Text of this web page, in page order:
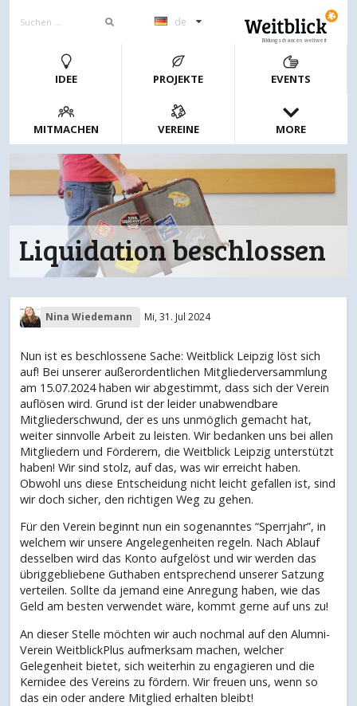
de
Bildungschancen weltweit
IDEE PROJEKTE EVENTS
MITMACHEN VEREINE MORE
Liquidation beschlossen
Nina Wiedemann Mi, 31. Jul 2024
Nun ist es beschlossene Sache: Weitblick Leipzig löst sich
auf! Bei unserer außerordentlichen Mitgliederversammlung
am 15.07.2024 haben wir abgestimmt, dass sich der Verein
auflösen wird. Grund ist der leider unabwendbare
Mitgliederschwund, der es uns unmöglich gemacht hat,
weiter sinnvolle Arbeit zu leisten. Wir bedanken uns bei allen
Mitgliedern und Förderern, die Weitblick Leipzig unterstützt
haben! Wir sind stolz, auf das, was wir erreicht haben.
Obwohl uns diese Entscheidung nicht leicht gefallen ist, sind
wir doch sicher, den richtigen Weg zu gehen.
Für den Verein beginnt nun ein sogenanntes “Sperrjahr”, in
welchem wir unsere Angelegenheiten regeln. Nach Ablauf
desselben wird das Konto aufgelöst und wir werden das
übriggebliebene Guthaben entsprechend unserer Satzung
verteilen. Sollte da jemand eine Anregung haben, wie das
Geld am besten verwendet wäre, kommt gerne auf uns zu!
An dieser Stelle möchten wir auch nochmal auf den Alumni-
Verein WeitblickPlus aufmerksam machen, welcher
Gelegenheit bietet, sich weiterhin zu engagieren und die
Kernidee des Vereins zu fördern. Wir freuen uns, wenn so
das ein oder andere Mitglied erhalten bleibt!